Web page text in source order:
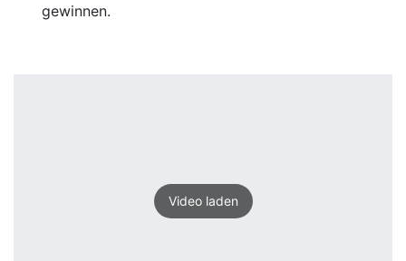
gewinnen.
Video laden